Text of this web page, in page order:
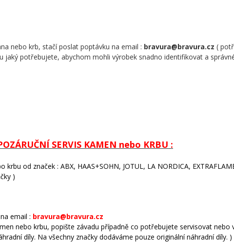
nebo krb, stačí poslat poptávku na email : bravura@bravura.cz (
jaký potřebujete, abychom mohli výrobek snadno identifikovat a
SERVIS KAMEN nebo KRBU :
krbu od značek : ABX, HAAS+SOHN, JOTUL, LA NORDICA,
ky )
email : bravura@bravura.cz
nebo krbu, popište závadu případně co potřebujete servisovat
díly. Na všechny značky dodáváme pouze originální náhradní díly. )